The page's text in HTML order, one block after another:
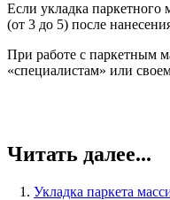
Если укладка паркетного
(от 3 до 5) после
При работе с паркетным
«специалистам» или
Читать далее...
Укладка паркета